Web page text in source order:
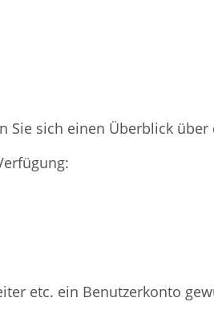
Sie sich einen Überblick
etc. ein Benutzerkonto